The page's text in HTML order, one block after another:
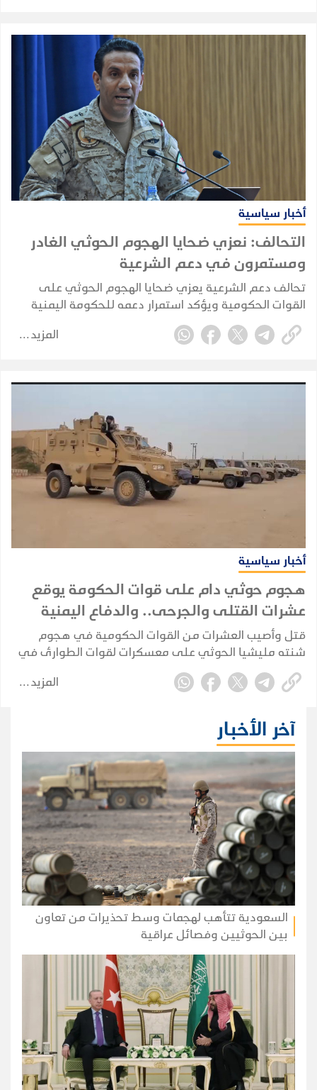
أخبار سياسية
التحالف: نعزي ضحايا الهجوم الحوثي الغادر
ومستمرون في دعم الشرعية
تحالف دعم الشرعية يعزي ضحايا الهجوم الحوثي على
القوات الحكومية ويؤكد استمرار دعمه للحكومة اليمنية
والقوات المسلحة.
المزيد
أخبار سياسية
هجوم حوثي دام على قوات الحكومة يوقع
عشرات القتلى والجرحى.. والدفاع اليمنية
تتوعد بالرد
قتل وأصيب العشرات من القوات الحكومية في هجوم
شنته مليشيا الحوثي على معسكرات لقوات الطوارئ في
مأرب وحضرموت، فيما توعدت وزارة الدفاع بالرد، وأعلنت
الجماعة مسؤوليتها عن الهجوم.
المزيد
آخر الأخبار
السعودية تتأهب لهجمات وسط تحذيرات من تعاون
بين الحوثيين وفصائل عراقية